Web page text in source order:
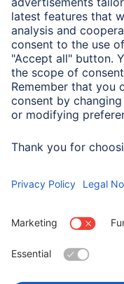
Materiał
Wymiary i waga
Długość